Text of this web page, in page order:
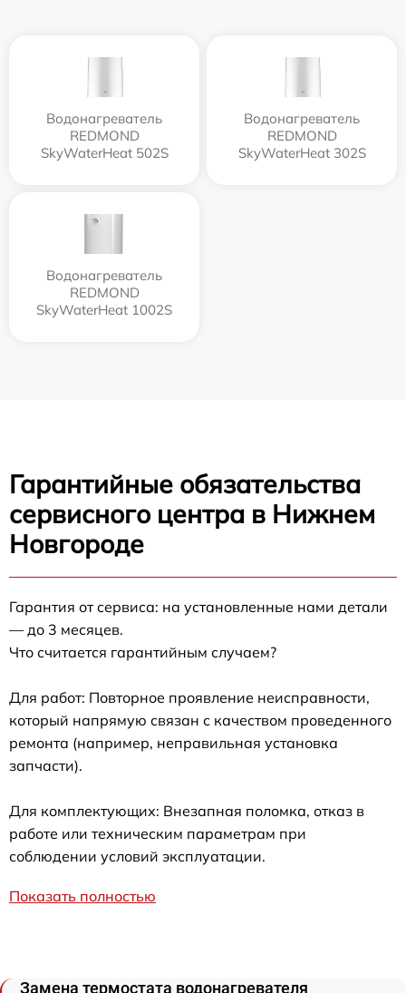
Водонагреватель
REDMOND
SkyWaterHeat 502S
Водонагреватель
REDMOND
SkyWaterHeat 302S
Водонагреватель
REDMOND
SkyWaterHeat 1002S
Гарантийные обязательства
сервисного центра в Нижнем
Новгороде
Гарантия от сервиса: на установленные нами детали
— до 3 месяцев.
Что считается гарантийным случаем?
Для работ: Повторное проявление неисправности,
который напрямую связан с качеством проведенного
ремонта (например, неправильная установка
запчасти).
Для комплектующих: Внезапная поломка, отказ в
работе или техническим параметрам при
соблюдении условий эксплуатации.
Показать полностью
Замена термостата водонагревателя